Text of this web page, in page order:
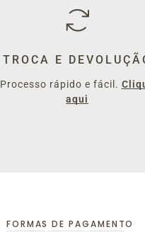
TROCA E
Processo rápido e fácil.
aqui
FORMAS DE PAGAMENTO